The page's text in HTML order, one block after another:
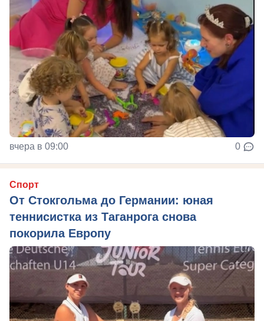
вчера в 09:00 0
Спорт
От Стокгольма до Германии: юная
теннисистка из Таганрога снова
покорила Европу